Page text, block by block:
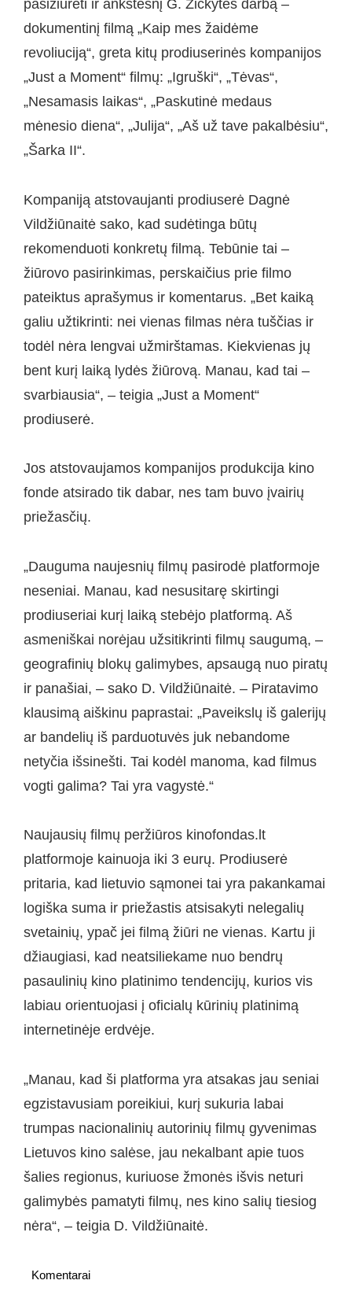
pasižiūrėti ir ankstesnį G. Žickytės darbą –
dokumentinį filmą „Kaip mes žaidėme
revoliuciją“, greta kitų prodiuserinės kompanijos
„Just a Moment“ filmų: „Igruški“, „Tėvas“,
„Nesamasis laikas“, „Paskutinė medaus
mėnesio diena“, „Julija“, „Aš už tave pakalbėsiu“,
„Šarka II“.
Kompaniją atstovaujanti prodiuserė Dagnė
Vildžiūnaitė sako, kad sudėtinga būtų
rekomenduoti konkretų filmą. Tebūnie tai –
žiūrovo pasirinkimas, perskaičius prie filmo
pateiktus aprašymus ir komentarus. „Bet kaiką
galiu užtikrinti: nei vienas filmas nėra tuščias ir
todėl nėra lengvai užmirštamas. Kiekvienas jų
bent kurį laiką lydės žiūrovą. Manau, kad tai –
svarbiausia“, – teigia „Just a Moment“
prodiuserė.
Jos atstovaujamos kompanijos produkcija kino
fonde atsirado tik dabar, nes tam buvo įvairių
priežasčių.
„Dauguma naujesnių filmų pasirodė platformoje
neseniai. Manau, kad nesusitarę skirtingi
prodiuseriai kurį laiką stebėjo platformą. Aš
asmeniškai norėjau užsitikrinti filmų saugumą, –
geografinių blokų galimybes, apsaugą nuo piratų
ir panašiai, – sako D. Vildžiūnaitė. – Piratavimo
klausimą aiškinu paprastai: „Paveikslų iš galerijų
ar bandelių iš parduotuvės juk nebandome
netyčia išsinešti. Tai kodėl manoma, kad filmus
vogti galima? Tai yra vagystė.“
Naujausių filmų peržiūros kinofondas.lt
platformoje kainuoja iki 3 eurų. Prodiuserė
pritaria, kad lietuvio sąmonei tai yra pakankamai
logiška suma ir priežastis atsisakyti nelegalių
svetainių, ypač jei filmą žiūri ne vienas. Kartu ji
džiaugiasi, kad neatsiliekame nuo bendrų
pasaulinių kino platinimo tendencijų, kurios vis
labiau orientuojasi į oficialų kūrinių platinimą
internetinėje erdvėje.
„Manau, kad ši platforma yra atsakas jau seniai
egzistavusiam poreikiui, kurį sukuria labai
trumpas nacionalinių autorinių filmų gyvenimas
Lietuvos kino salėse, jau nekalbant apie tuos
šalies regionus, kuriuose žmonės išvis neturi
galimybės pamatyti filmų, nes kino salių tiesiog
nėra“, – teigia D. Vildžiūnaitė.
Komentarai